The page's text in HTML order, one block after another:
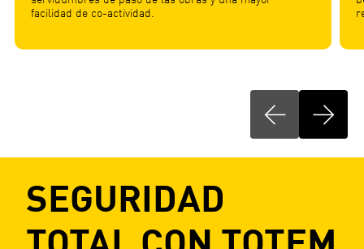
facilidad de co-actividad.
SEGURIDAD